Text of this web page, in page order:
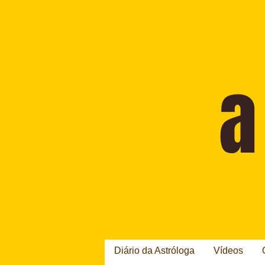
Diário da Astróloga Vídeos